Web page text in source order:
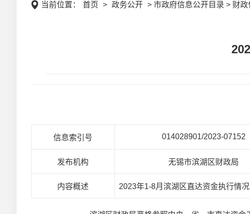
当前位置： 首页 > 政务公开 > 市政府信息公开目录 > 财
信息索引号 014028901/2023-07152
发布机构 无锡市滨湖区财政局
内容概述 2023年1-8月滨湖区直达资金执行情况